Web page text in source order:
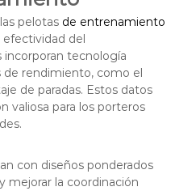
pelotas de entrenamiento
del
tecnología
rendimiento, como el
de paradas. Estos datos
valiosa para los porteros
con diseños ponderados
mejorar la coordinación